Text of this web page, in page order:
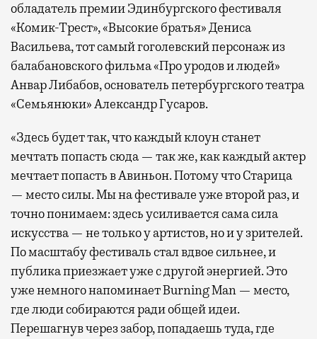
обладатель премии Эдинбургского фестиваля
«Комик-Трест», «Высокие братья» Дениса
Васильева, тот самый гоголевский персонаж из
балабановского фильма «Про уродов и людей»
Анвар Либабов, основатель петербургского театра
«Семьянюки» Александр Гусаров.
«Здесь будет так, что каждый клоун станет
мечтать попасть сюда — так же, как каждый актер
мечтает попасть в Авиньон. Потому что Старица
— место силы. Мы на фестивале уже второй раз, и
точно понимаем: здесь усиливается сама сила
искусства — не только у артистов, но и у зрителей.
По масштабу фестиваль стал вдвое сильнее, и
публика приезжает уже с другой энергией. Это
уже немного напоминает Burning Man — место,
где люди собираются ради общей идеи.
Перешагнув через забор, попадаешь туда, где